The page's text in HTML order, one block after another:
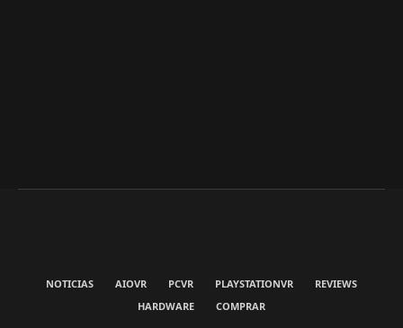
NOTICIAS AIOVR PCVR PLAYSTATIONVR
REVIEWS
HARDWARE
COMPRAR